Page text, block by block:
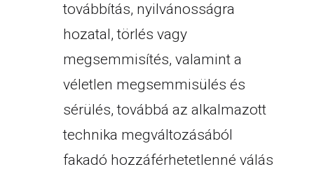
továbbítás, nyilvánosságra
hozatal, törlés vagy
megsemmisítés, valamint a
véletlen megsemmisülés és
sérülés, továbbá az alkalmazott
technika megváltozásából
fakadó hozzáférhetetlenné válás